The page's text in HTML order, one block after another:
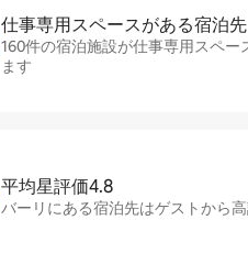
仕事専用ス⁠ペ⁠ー⁠スがあ⁠る宿⁠泊⁠先
160件の宿泊施設が仕事専用スペー
ます
平均星評価4.8
バーリにある宿泊先はゲストから